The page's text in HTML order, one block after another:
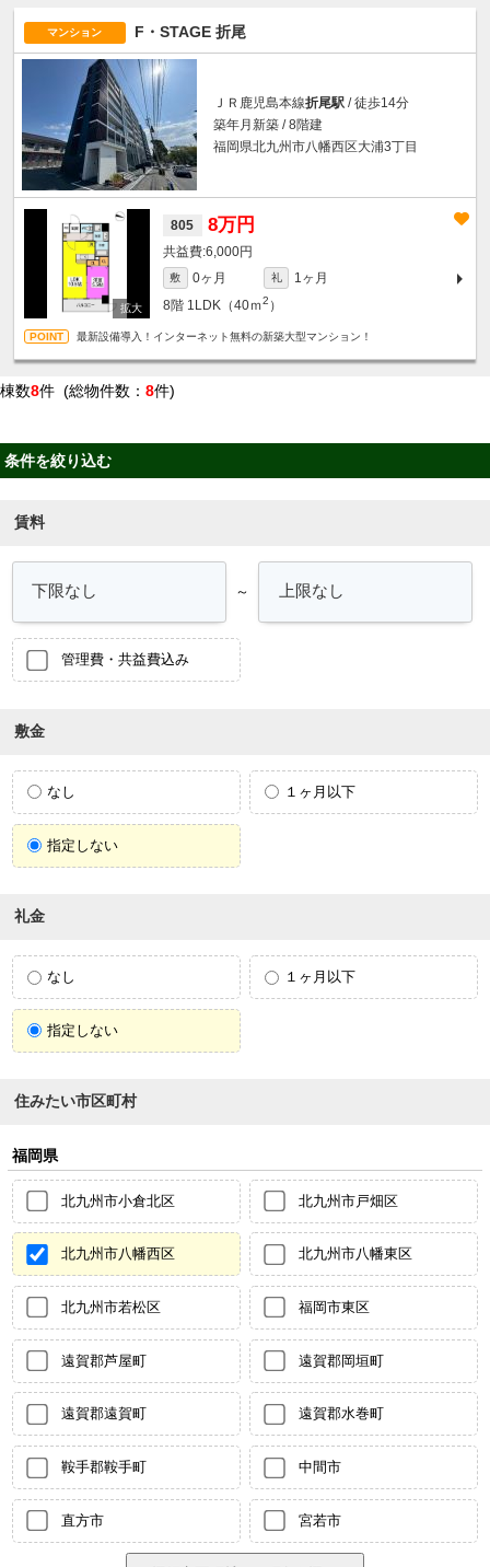
マンション F・STAGE 折尾
ＪＲ鹿児島本線折尾駅 / 徒歩14分
築年月新築 / 8階建
福岡県北九州市八幡西区大浦3丁目
805 8万円
6,000円
敷 0ヶ月 礼
1ヶ月
8階 1LDK（40ｍ2 ）
最新設備導入！インターネット無料の新築大型マンション！
棟数8件 (総物件数： 8件)
条件を絞り込む
賃料
～
管理費・共益費込み
敷金
なし １ヶ月以下
指定しない
礼金
なし １ヶ月以下
指定しない
住みたい市区町村
福岡県
北九州市小倉北区 北九州市戸畑区
北九州市八幡西区 北九州市八幡東区
北九州市若松区 福岡市東区
遠賀郡芦屋町 遠賀郡岡垣町
遠賀郡遠賀町 遠賀郡水巻町
鞍手郡鞍手町 中間市
直方市 宮若市